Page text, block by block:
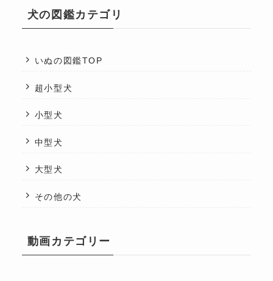
犬の図鑑カテゴリ
いぬの図鑑TOP
超小型犬
小型犬
中型犬
大型犬
その他の犬
動画カテゴリー